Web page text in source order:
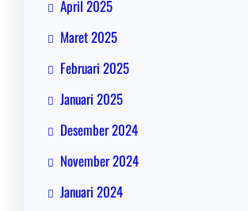
April 2025
Maret 2025
Februari 2025
Januari 2025
Desember 2024
November 2024
Januari 2024